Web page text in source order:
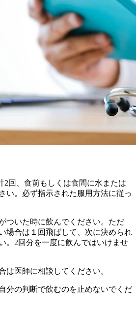
2回、食前もしくは食間に水または
い。 必ず指示された服用方法に従っ
ついた時に飲んでください。ただ
場合は１回飛ばして、次に決められ
。2回分を一度に飲んではいけませ
は医師に相談してください。
分の判断で飲むのを止めないでくだ